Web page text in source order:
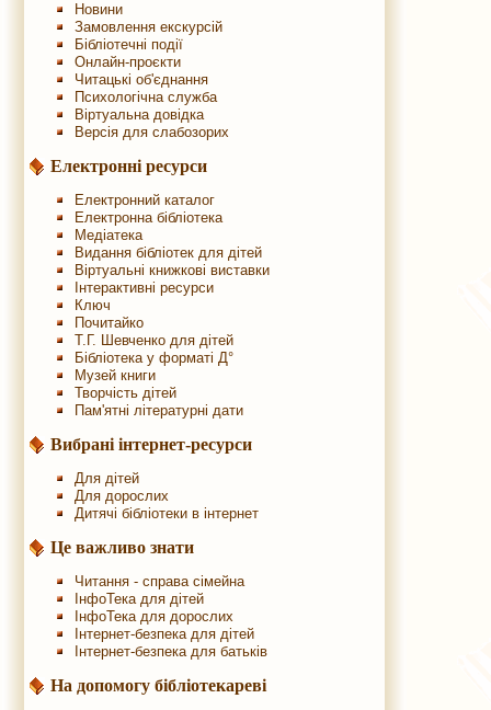
Новини
Замовлення екскурсій
Бібліотечні події
Онлайн-проєкти
Читацькі об'єднання
Психологічна служба
Віртуальна довідка
Версія для слабозорих
Електронні ресурси
Електронний каталог
Електронна бібліотека
Медіатека
Видання бібліотек для дітей
Віртуальні книжкові виставки
Інтерактивні ресурси
Ключ
Почитайко
Т.Г. Шевченко для дітей
Бібліотека у форматі Д°
Музей книги
Творчість дітей
Пам'ятні літературні дати
Вибрані інтернет-ресурси
Для дітей
Для дорослих
Дитячі бібліотеки в інтернет
Це важливо знати
Читання - справа сімейна
ІнфоТека для дітей
ІнфоТека для дорослих
Інтернет-безпека для дітей
Інтернет-безпека для батьків
На допомогу бібліотекареві